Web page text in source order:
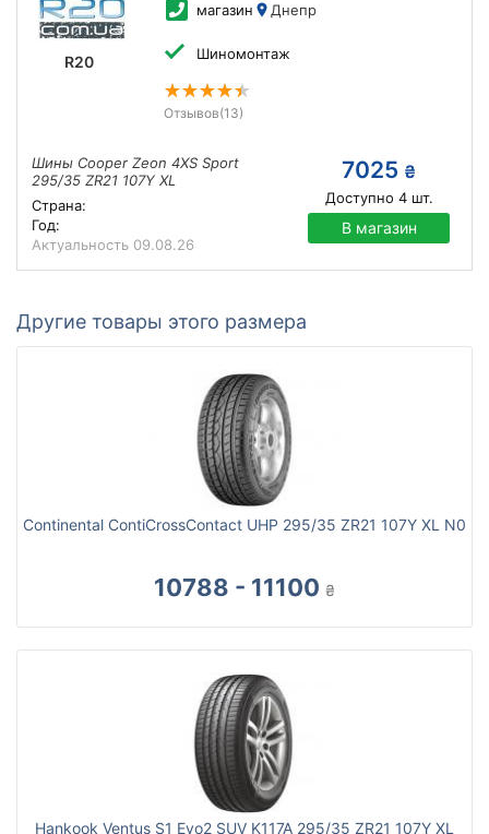
R20
магазин Днепр
Шиномонтаж
Отзывов(13)
Шины Cooper Zeon 4XS Sport
295/35 ZR21 107Y XL
Страна:
Год:
Актуальность 09.08.26
7025 ₴
Доступно 4шт.
В магазин
Другие товары этого размера
Continental ContiCrossContact UHP 295/35 ZR21 107Y XL N0
10788 - 11100 ₴
Hankook Ventus S1 Evo2 SUV K117A 295/35 ZR21 107Y XL